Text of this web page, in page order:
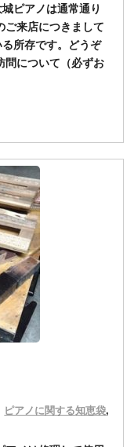
ピアノは通常通り
ご来店につきまして
所存です。どうぞ
問について（必ずお
ピアノに関する知恵袋,